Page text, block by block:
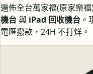
遍佈全台萬家福(原家樂
機台與 iPad 回收機台 。
電匯撥款，24H 不打烊。